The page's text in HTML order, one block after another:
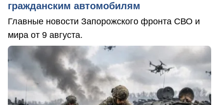
гражданским автомобилям
Главные новости Запорожского фронта СВО и
мира от 9 августа.